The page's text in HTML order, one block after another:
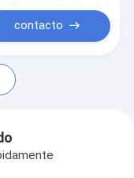
contacto